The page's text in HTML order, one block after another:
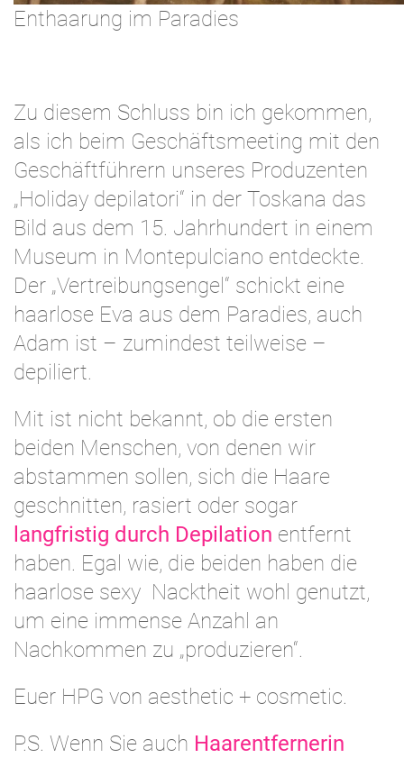
Enthaarung im Paradies
Zu diesem Schluss bin ich gekommen,
als ich beim Geschäftsmeeting mit den
Geschäftführern unseres Produzenten
„Holiday depilatori“ in der Toskana das
Bild aus dem 15. Jahrhundert in einem
Museum in Montepulciano entdeckte.
Der „Vertreibungsengel“ schickt eine
haarlose Eva aus dem Paradies, auch
Adam ist – zumindest teilweise –
depiliert.
Mit ist nicht bekannt, ob die ersten
beiden Menschen, von denen wir
abstammen sollen, sich die Haare
geschnitten, rasiert oder sogar
langfristig durch Depilation entfernt
haben. Egal wie, die beiden haben die
haarlose sexy Nacktheit wohl genutzt,
um eine immense Anzahl an
Nachkommen zu „produzieren“.
Euer HPG von aesthetic + cosmetic.
P.S. Wenn Sie auch Haarentfernerin